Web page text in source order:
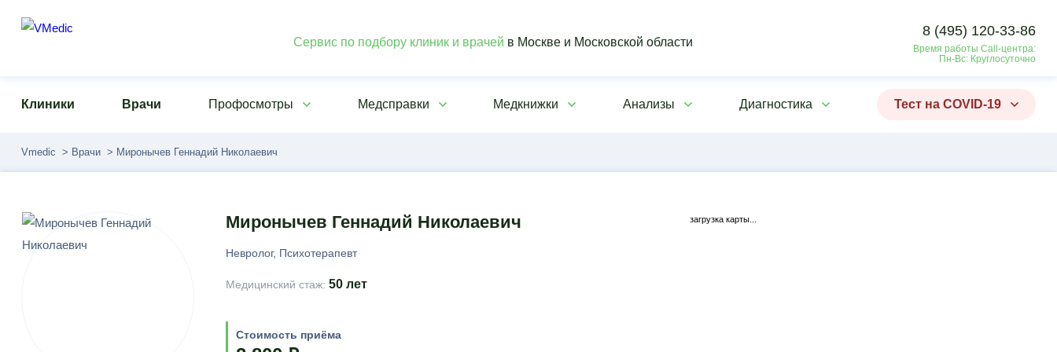
Сервис по подбору клиник и врачей в Москве и Московской области
8 (495) 120-33-86
Время работы Call-центра:
Пн-Вс: Круглосуточно
Клиники Врачи Профосмотры Медсправки Медкнижки Анализы Диагностика Тест на COVID-19
Vmedic Врачи Миронычев Геннадий Николаевич
Миронычев Геннадий Николаевич
Невролог, Психотерапевт
Медицинский стаж: 50 лет
Стоимость приёма
загрузка карты...